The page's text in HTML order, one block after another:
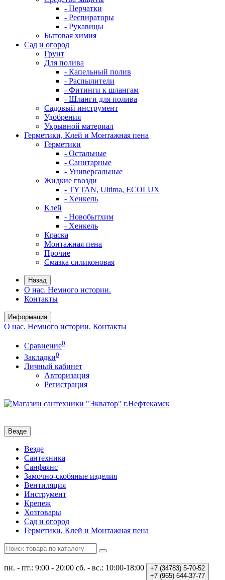
- Перчатки
- Респираторы
- Рукавицы
Бытовая химия
Сад и огород
Грунт
Для полива
- Капельный полив
- Распылители
- Фитинги к шлангам
- Шланги для полива
Садовый инструмент
Удобрения
Укрывной материал
Герметики, Клей и Монтажная пена
Герметики
- Остальные
- Санитарные
- Универсальные
Жидкие гвозди
- TYTAN, Ultima, ECOLUX
- Хенкель
Клей
- Новобытхим
- Хенкель
Краска
Монтажная пена
Прочие
Смазка силиконовая
Назад
О нас. Немного истории.
Контакты
Информация
О нас. Немного истории. Контакты
Сравнение0
Закладки0
Личный кабинет
Авторизация
Регистрация
Везде
Везде
Сантехника
Санфаянс
Замочно-скобяные изделия
Вентиляция
Инструмент
Крепеж
Хозтовары
Сад и огород
Герметики, Клей и Монтажная пена
пн. - пт.: 9:00 - 20:00 сб. - вс.: 10:00-18:00 +7 (34783) 5-70-52
+7 (965) 644-37-77